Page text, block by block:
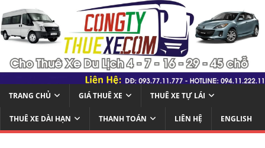
TRANG CHỦ GIÁ THUÊ XE THUÊ XE TỰ LÁI
THUÊ XE DÀI HẠN THANH TOÁN LIÊN HỆ ENGLISH